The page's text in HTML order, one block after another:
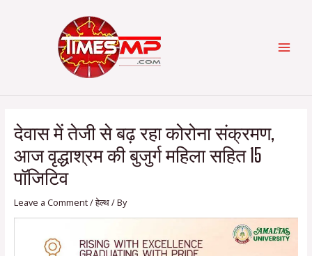
देवास में तेजी से बढ़ रहा कोरोना संक्रमण,
आज वृद्धाश्रम की बुजुर्ग महिला सहित 15
पॉजिटिव
Leave a Comment/हेल्थ/ By
navigation